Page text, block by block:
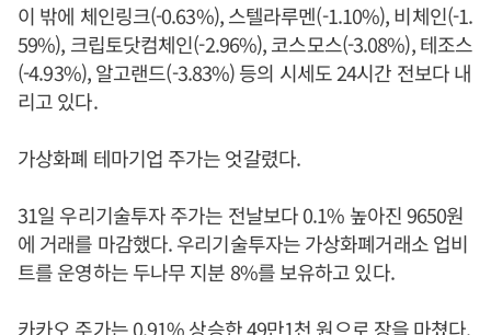
이 밖에 체인링크(-0.63%), 스텔라루멘(-1.10%), 비체인(-1.
59%), 크립토닷컴체인(-2.96%), 코스모스(-3.08%), 테조스
(-4.93%), 알고랜드(-3.83%) 등의 시세도 24시간 전보다 내
리고 있다.
가상화폐 테마기업 주가는 엇갈렸다.
31일 우리기술투자 주가는 전날보다 0.1% 높아진 9650원
에 거래를 마감했다. 우리기술투자는 가상화폐거래소 업비
트를 운영하는 두나무 지분 8%를 보유하고 있다.
카카오 주가는 0.91% 상승한 49만1천 원으로 장을 마쳤다.